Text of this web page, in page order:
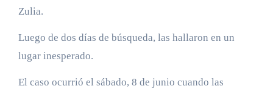
Zulia.
Luego de dos días de búsqueda, las hallaron en un
lugar inesperado.
El caso ocurrió el sábado, 8 de junio cuando las